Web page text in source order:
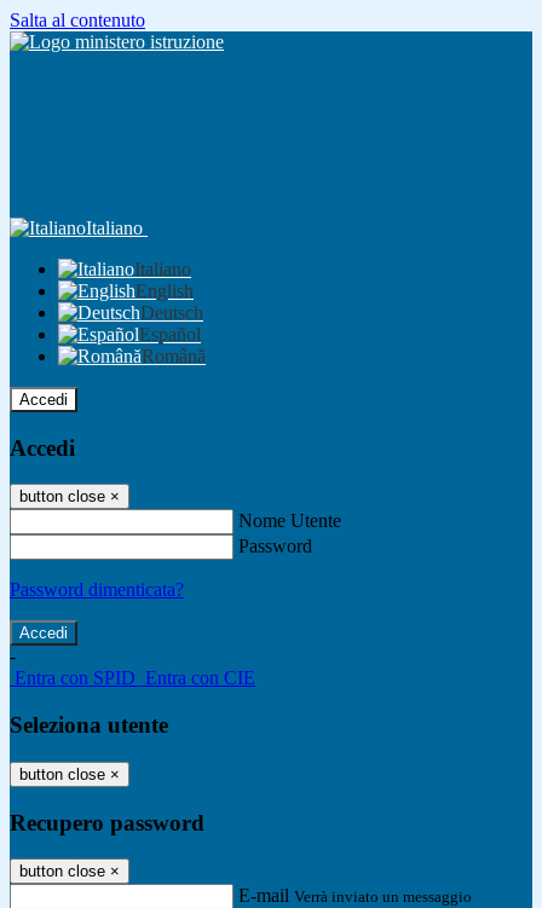
Salta al contenuto
Italiano
Italiano
English
Deutsch
Español
Română
Accedi
Accedi
button close ×
Nome Utente
Password
Password dimenticata?
-
Entra con SPID Entra con CIE
Seleziona utente
button close ×
Recupero password
button close ×
E-mail Verrà inviato un messaggio